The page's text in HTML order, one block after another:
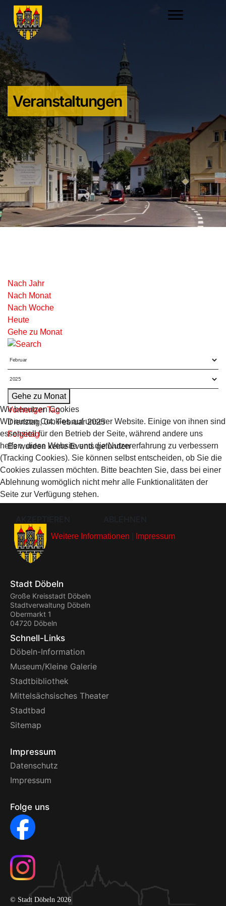
Veranstaltungen
Nach Jahr
Nach Monat
Nach Woche
Heute
Gehe zu Monat
Gehe zu Monat
Vorheriger Tag
Dienstag, 04. Februar 2025
Folgetag
Es wurden keine Events gefunden
Stadt Döbeln
Große Kreisstadt Döbeln
Stadtverwaltung Döbeln
Obermarkt 1
04720 Döbeln
Schnell-Links
Döbeln-Information
Museum/Kleine Galerie
Stadtbibliothek
Mittelsächsisches Theater
Stadtbad
Sitemap
Impressum
Datenschutz
Impressum
Folge uns
© Stadt Döbeln 2026
Wir benutzen Cookies
Wir nutzen Cookies auf unserer Website. Einige von ihnen sind
essenziell für den Betrieb der Seite, während andere uns
helfen, diese Website und die Nutzererfahrung zu verbessern
(Tracking Cookies). Sie können selbst entscheiden, ob Sie die
Cookies zulassen möchten. Bitte beachten Sie, dass bei einer
Ablehnung womöglich nicht mehr alle Funktionalitäten der
Seite zur Verfügung stehen.
Weitere Informationen Impressum